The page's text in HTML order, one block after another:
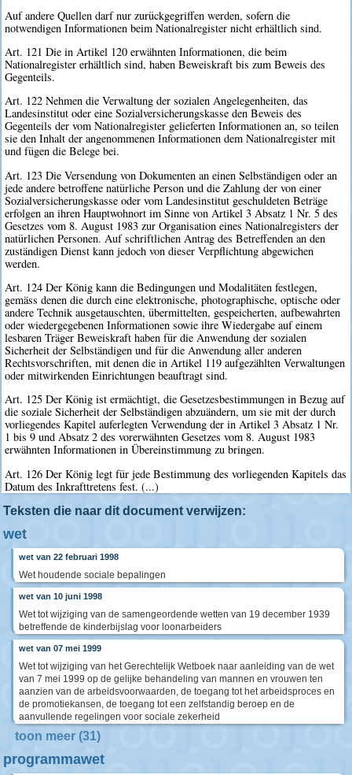
Auf andere Quellen darf nur zurückgegriffen werden, sofern die
notwendigen Informationen beim Nationalregister nicht erhältlich sind.
Art. 121 Die in Artikel 120 erwähnten Informationen, die beim
Nationalregister erhältlich sind, haben Beweiskraft bis zum Beweis des
Gegenteils.
Art. 122 Nehmen die Verwaltung der sozialen Angelegenheiten, das
Landesinstitut oder eine Sozialversicherungskasse den Beweis des
Gegenteils der vom Nationalregister gelieferten Informationen an, so teilen
sie den Inhalt der angenommenen Informationen dem Nationalregister mit
und fügen die Belege bei.
Art. 123 Die Versendung von Dokumenten an einen Selbständigen oder an
jede andere betroffene natürliche Person und die Zahlung der von einer
Sozialversicherungskasse oder vom Landesinstitut geschuldeten Beträge
erfolgen an ihren Hauptwohnort im Sinne von Artikel 3 Absatz 1 Nr. 5 des
Gesetzes vom 8. August 1983 zur Organisation eines Nationalregisters der
natürlichen Personen. Auf schriftlichen Antrag des Betreffenden an den
zuständigen Dienst kann jedoch von dieser Verpflichtung abgewichen
werden.
Art. 124 Der König kann die Bedingungen und Modalitäten festlegen,
gemäss denen die durch eine elektronische, photographische, optische oder
andere Technik ausgetauschten, übermittelten, gespeicherten, aufbewahrten
oder wiedergegebenen Informationen sowie ihre Wiedergabe auf einem
lesbaren Träger Beweiskraft haben für die Anwendung der sozialen
Sicherheit der Selbständigen und für die Anwendung aller anderen
Rechtsvorschriften, mit denen die in Artikel 119 aufgezählten Verwaltungen
oder mitwirkenden Einrichtungen beauftragt sind.
Art. 125 Der König ist ermächtigt, die Gesetzesbestimmungen in Bezug auf
die soziale Sicherheit der Selbständigen abzuändern, um sie mit der durch
vorliegendes Kapitel auferlegten Verwendung der in Artikel 3 Absatz 1 Nr.
1 bis 9 und Absatz 2 des vorerwähnten Gesetzes vom 8. August 1983
erwähnten Informationen in Übereinstimmung zu bringen.
Art. 126 Der König legt für jede Bestimmung des vorliegenden Kapitels das
Datum des Inkrafttretens fest. (...)
Teksten die naar dit document verwijzen:
wet
wet van 22 februari 1998
Wet houdende sociale bepalingen
wet van 10 juni 1998
Wet tot wijziging van de samengeordende wetten van 19 december 1939
betreffende de kinderbijslag voor loonarbeiders
wet van 07 mei 1999
Wet tot wijziging van het Gerechtelijk Wetboek naar aanleiding van de wet
van 7 mei 1999 op de gelijke behandeling van mannen en vrouwen ten
aanzien van de arbeidsvoorwaarden, de toegang tot het arbeidsproces en
de promotiekansen, de toegang tot een zelfstandig beroep en de
aanvullende regelingen voor sociale zekerheid
toon meer (31)
programmawet